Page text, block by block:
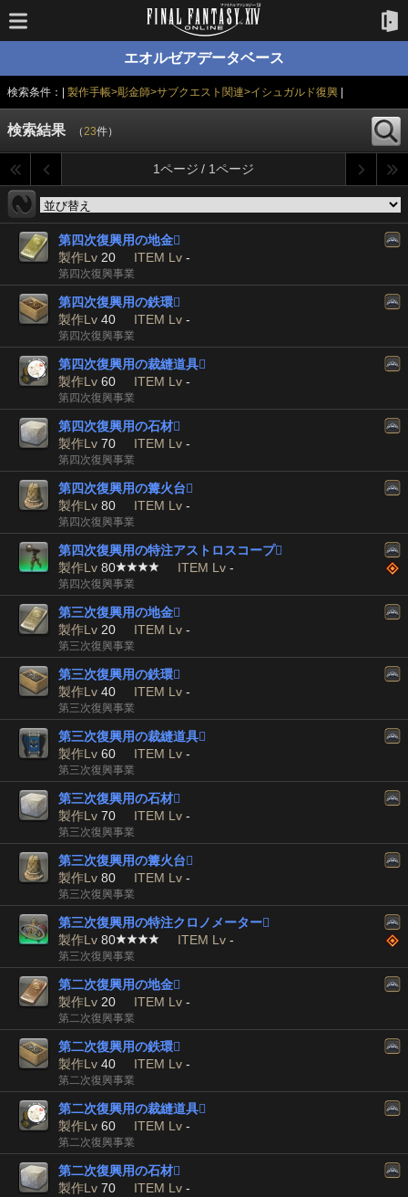
エオルゼアデータベース
検索条件：| 製作手帳>彫金師>サブクエスト関連>イシュガルド復興|
検索結果 （23件）
1ページ / 1ページ
第四次復興用の地金
製作Lv 20 ITEM Lv -
第四次復興事業
第四次復興用の鉄環
製作Lv 40 ITEM Lv -
第四次復興事業
第四次復興用の裁縫道具
製作Lv 60 ITEM Lv -
第四次復興事業
第四次復興用の石材
製作Lv 70 ITEM Lv -
第四次復興事業
第四次復興用の篝火台
製作Lv 80 ITEM Lv -
第四次復興事業
第四次復興用の特注アストロスコープ
製作Lv 80 ITEM Lv -
第四次復興事業
第三次復興用の地金
製作Lv 20 ITEM Lv -
第三次復興事業
第三次復興用の鉄環
製作Lv 40 ITEM Lv -
第三次復興事業
第三次復興用の裁縫道具
製作Lv 60 ITEM Lv -
第三次復興事業
第三次復興用の石材
製作Lv 70 ITEM Lv -
第三次復興事業
第三次復興用の篝火台
製作Lv 80 ITEM Lv -
第三次復興事業
第三次復興用の特注クロノメーター
製作Lv 80 ITEM Lv -
第三次復興事業
第二次復興用の地金
製作Lv 20 ITEM Lv -
第二次復興事業
第二次復興用の鉄環
製作Lv 40 ITEM Lv -
第二次復興事業
第二次復興用の裁縫道具
製作Lv 60 ITEM Lv -
第二次復興事業
第二次復興用の石材
製作Lv 70 ITEM Lv -